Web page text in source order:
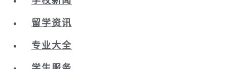
留学资讯
专业大全